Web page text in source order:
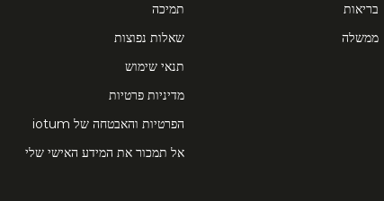
בריאות
ממשלה
תמיכה
שאלות נפוצות
תנאי שימוש
מדיניות פרטיות
הפרטיות והאבטחה של iotum
אל תמכור את המידע האישי שלי